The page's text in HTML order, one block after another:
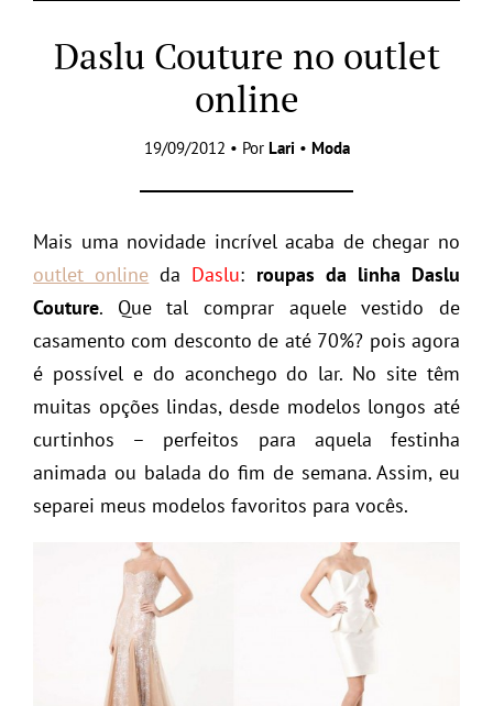
Daslu Couture no outlet
online
19/09/2012 • Por Lari • Moda
Mais uma novidade incrível acaba de chegar no
outlet online da Daslu: roupas da linha Daslu
Couture. Que tal comprar aquele vestido de
casamento com desconto de até 70%? pois agora
é possível e do aconchego do lar. No site têm
muitas opções lindas, desde modelos longos até
curtinhos – perfeitos para aquela festinha
animada ou balada do fim de semana. Assim, eu
separei meus modelos favoritos para vocês.